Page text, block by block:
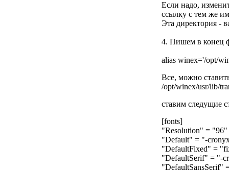
Если надо,
ссылку с тем же
Эта директория -
4. Пишем в конец
alias winex='/opt/
Все, можно
/opt/winex/usr/lib/
ставим следущие
[fonts]
"Resolution" = "96"
"Default" = "-
"DefaultFixed" =
"DefaultSerif" = "-
"DefaultSansSerif"